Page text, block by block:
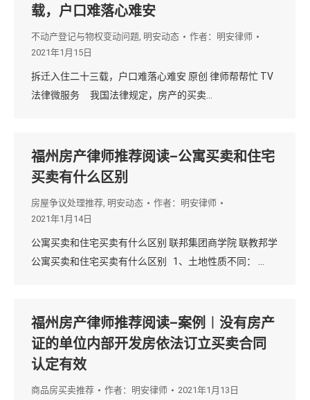
载，户口难落心难安
不动产登记与物权变动问题, 明安动态 作者： 明安律师
2021年1月15日
拆迁入住二十三载，户口难落心难安 原创 律师帮帮忙 TV
法律微服务 我国法律规定，房产的买卖…
福州房产律师推荐阅读–公寓买卖和住宅
买卖有什么区别
房屋争议处理推荐, 明安动态 作者： 明安律师
2021年1月14日
公寓买卖和住宅买卖有什么区别 联邦集团商学院 联教邦学
公寓买卖和住宅买卖有什么区别 1、土地性质不同： …
福州房产律师推荐阅读–案例︱没有房产
证的单位内部开发房依法订立买卖合同
认定有效
商品房买卖推荐 作者： 明安律师 2021年1月13日